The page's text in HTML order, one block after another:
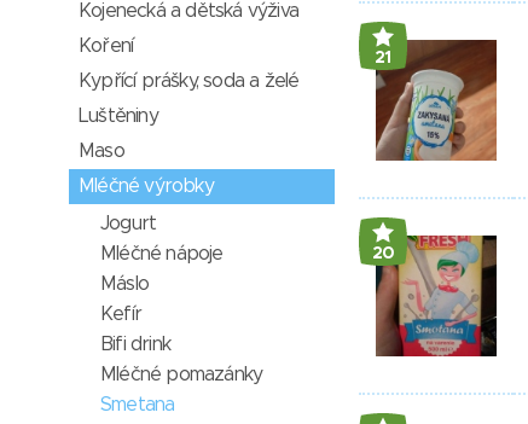
21
20
Kojenecká a dětská výživa
Koření
Kypřící prášky, soda a želé
Luštěniny
Maso
Mléčné výrobky
Jogurt
Mléčné nápoje
Máslo
Kefír
Bifi drink
Mléčné pomazánky
Smetana